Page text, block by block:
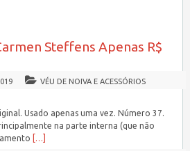
Steffens Apenas R$
VÉU DE NOIVA E ACESSÓRIOS
Usado apenas uma vez. Número 37.
na parte interna (que não
[…]